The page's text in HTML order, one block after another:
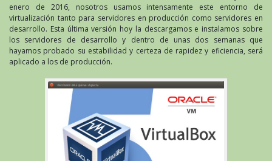
enero de 2016, nosotros usamos intensamente este entorno de
virtualización tanto para servidores en producción como servidores en
desarrollo. Esta última versión hoy la descargamos e instalamos sobre
los servidores de desarrollo y dentro de unas dos semanas que
hayamos probado su estabilidad y certeza de rapidez y eficiencia, será
aplicado a los de producción.